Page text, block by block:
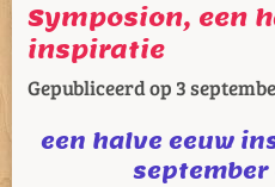
Symposion, een
inspiratie
Gepubliceerd op 3
een halve eeuw
september